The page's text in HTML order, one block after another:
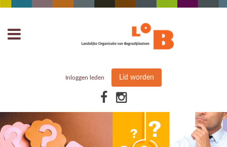
Inloggen leden Lid worden